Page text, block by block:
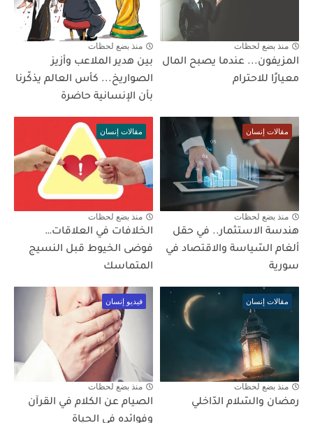
منذ بضع لحظات
المزيفون... عندما يصبح المال
معيارًا للاحترام
منذ بضع لحظات
بين هدير الملاعب وأزيز
الصواريخ... كأس العالم يذكّرنا
بأن الإنسانية حاضرة
مقالات إنسان
منذ بضع لحظات
هندسة الاستثمار.. في حقل
ألغام السّياسة والاقتصاد في
سورية
مقالات إنسان
منذ بضع لحظات
الخلافات في العلاقات…
فوضى الخيوط قبل النسيج
المتماسك
مقالات إنسان
منذ بضع لحظات
رمضان والسّلام الدّاخلي
فيديو إنسان
منذ بضع لحظات
الصيام عن الكلام في القرآن
وفوائده في الحياة